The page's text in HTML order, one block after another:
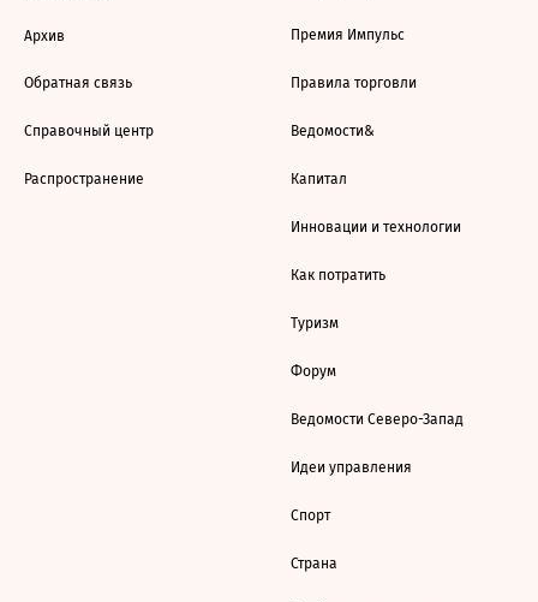
Архив
Обратная связь
Справочный центр
Распространение
Премия Импульс
Правила торговли
Ведомости&
Капитал
Инновации и технологии
Как потратить
Туризм
Форум
Ведомости Северо-Запад
Идеи управления
Спорт
Страна